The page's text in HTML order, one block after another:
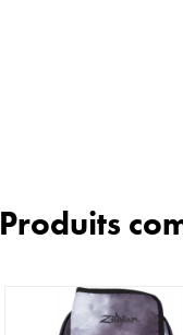
Produits